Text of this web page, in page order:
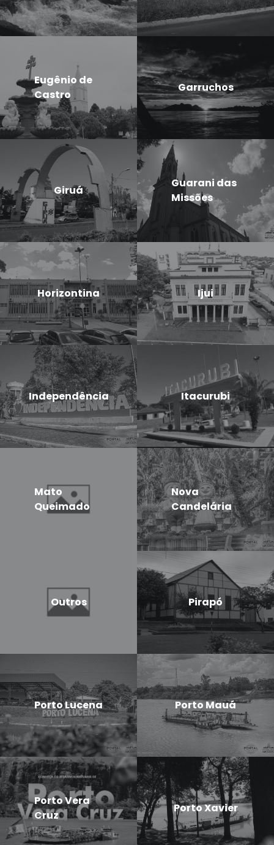
Eugênio de
Castro
Garruchos
Giruá
Guarani das
Missões
Horizontina Ijui
Independência Itacurubi
Mato
Queimado
Nova
Candelária
Outros Pirapó
Porto Lucena Porto Mauá
Porto Vera
Cruz
Porto Xavier